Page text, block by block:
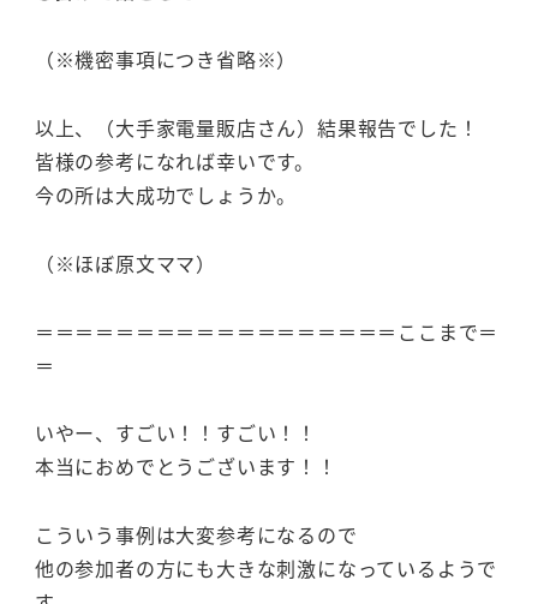
（※機密事項につき省略※）
以上、（大手家電量販店さん）結果報告でした！
皆様の参考になれば幸いです。
今の所は大成功でしょうか。
（※ほぼ原文ママ）
＝＝＝＝＝＝＝＝＝＝＝＝＝＝＝＝＝＝ここまで＝
＝
いやー、すごい！！すごい！！
本当におめでとうございます！！
こういう事例は大変参考になるので
他の参加者の方にも大きな刺激になっているようで